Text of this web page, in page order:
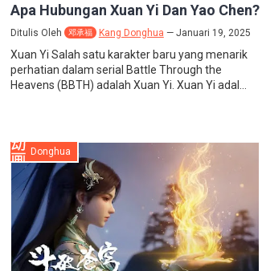
Apa Hubungan Xuan Yi Dan Yao Chen?
Ditulis Oleh 邓承福 Kang Donghua Januari 19, 2025
Xuan Yi Salah satu karakter baru yang menarik
perhatian dalam serial Battle Through the
Heavens (BBTH) adalah Xuan Yi. Xuan Yi adal...
Donghua